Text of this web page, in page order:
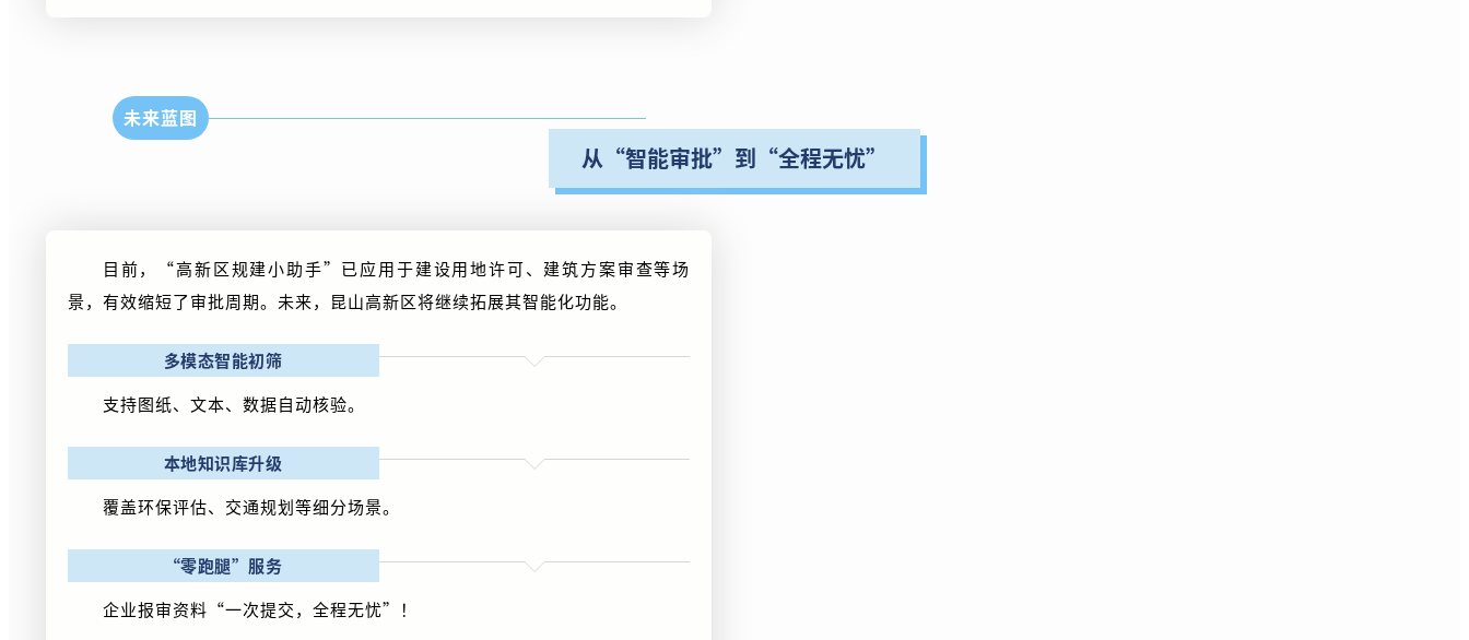
未来蓝图
从“智能审批”到“全程无忧”
目前，“高新区规建小助手”已应用于建设用地许可、建筑方案审查等场
景，有效缩短了审批周期。未来，昆山高新区将继续拓展其智能化功能。
多模态智能初筛
支持图纸、文本、数据自动核验。
本地知识库升级
覆盖环保评估、交通规划等细分场景。
“零跑腿”服务
企业报审资料“一次提交，全程无忧”！